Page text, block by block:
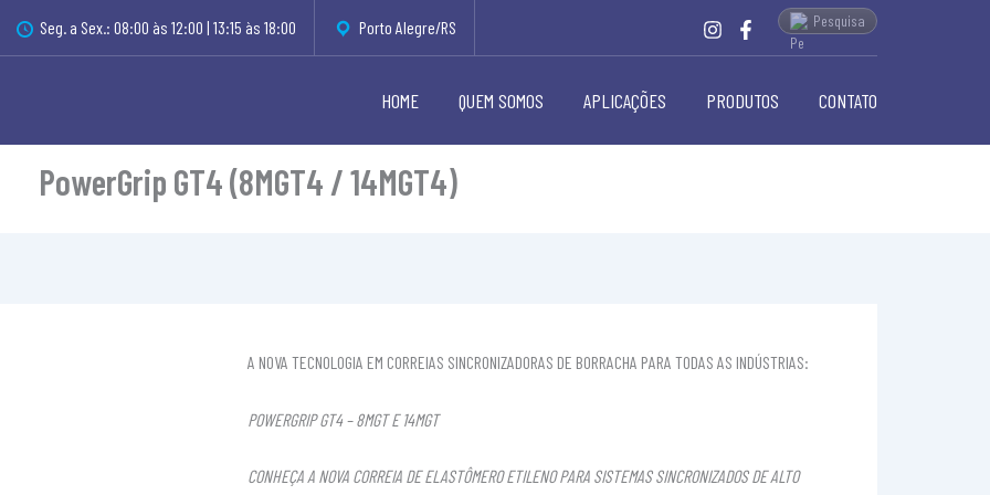
Seg. a Sex.: 08:00 às 12:00 | 13:15 às 18:00 Porto Alegre/RS Pesquisa
HOME QUEM SOMOS APLICAÇÕES PRODUTOS CONTATO
PowerGrip GT4 (8MGT4 / 14MGT4)
A NOVA TECNOLOGIA EM CORREIAS SINCRONIZADORAS DE BORRACHA PARA TODAS AS INDÚSTRIAS:
POWERGRIP GT4 – 8MGT E 14MGT
CONHEÇA A NOVA CORREIA DE ELASTÔMERO ETILENO PARA SISTEMAS SINCRONIZADOS DE ALTO